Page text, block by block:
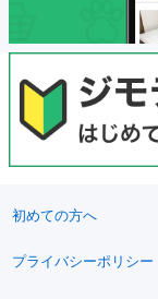
初めての方へ
プライバシーポリシー